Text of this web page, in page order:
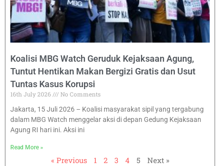
Koalisi MBG Watch Geruduk Kejaksaan Agung,
Tuntut Hentikan Makan Bergizi Gratis dan Usut
Tuntas Kasus Korupsi
16th July 2026
No Comments
Jakarta, 15 Juli 2026 – Koalisi masyarakat sipil yang tergabung
dalam MBG Watch menggelar aksi di depan Gedung Kejaksaan
Agung RI hari ini. Aksi ini
Read More »
« Previous 1 2 3 4 5 Next »